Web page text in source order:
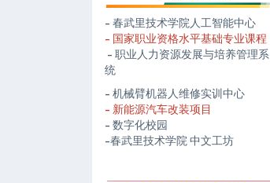
- 春武里技术学院人工智能中心
- 国家职业资格水平基础专业课程
- 职业人力资源发展与培养管理系
统
- 机械臂机器人维修实训中心
- 新能源汽车改装项目
- 数字化校园
-春武里技术学院 中文工坊